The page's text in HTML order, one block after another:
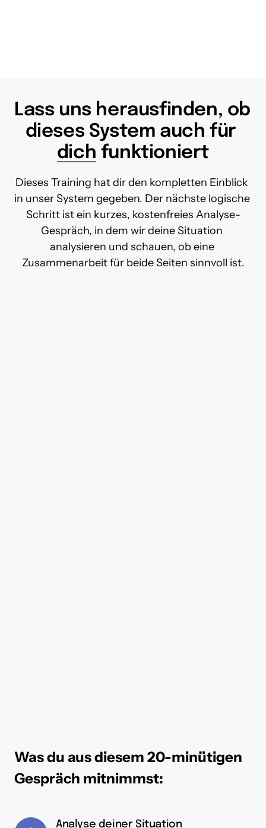
Lass uns herausfinden, ob
dich funktioniert
Dieses Training hat dir den kompletten Einblick
in unser System gegeben. Der nächste logische
Schritt ist ein kurzes, kostenfreies Analyse-
Gespräch, in dem wir deine Situation
analysieren und schauen, ob eine
Zusammenarbeit für beide Seiten sinnvoll ist.
Was du aus diesem 20-minütigen
Gespräch mitnimmst:
Analyse deiner Situation